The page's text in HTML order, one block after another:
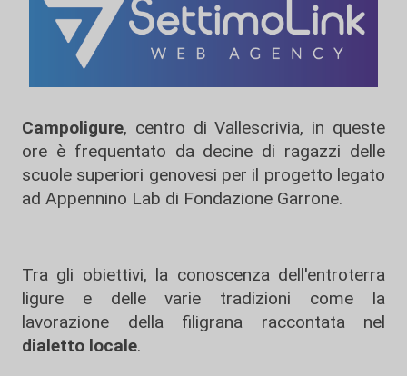
Campoligure, centro di Vallescrivia, in queste
ore è frequentato da decine di ragazzi delle
scuole superiori genovesi per il progetto legato
ad Appennino Lab di Fondazione Garrone.
Tra gli obiettivi, la conoscenza dell'entroterra
ligure e delle varie tradizioni come la
lavorazione della filigrana raccontata nel
dialetto locale.